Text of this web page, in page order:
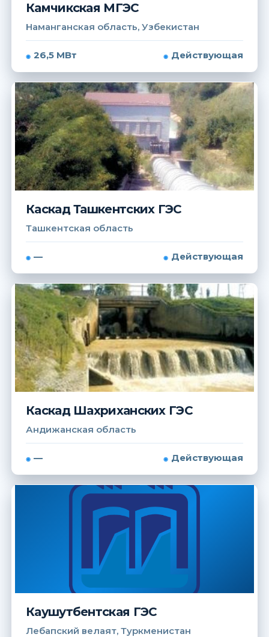
Камчикская МГЭС
Наманганская область, Узбекистан
26,5 МВт Действующая
Каскад Ташкентских ГЭС
Ташкентская область
— Действующая
Каскад Шахриханских ГЭС
Андижанская область
— Действующая
Каушутбентская ГЭС
Лебапский велаят, Туркменистан